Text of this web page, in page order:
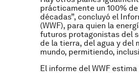
prácticamente un 100%
décadas”, concluyó el
(WWF), para quien la
futuros protagonistas del
de la tierra, del agua y del
mundo, permitiendo,
El informe del WWF